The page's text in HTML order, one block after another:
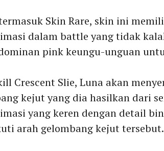
Skin Rare, skin ini
dalam battle yang tidak
pink keungu-unguan
Crescent Slie, Luna akan
kejut yang dia hasilkan dari
yang keren dengan detail
arah gelombang kejut tersebut.